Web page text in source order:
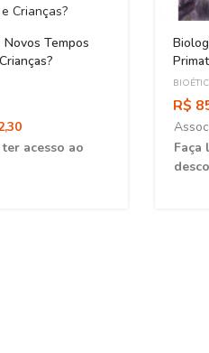
Novos Tempos
acesso ao
R$
Faça